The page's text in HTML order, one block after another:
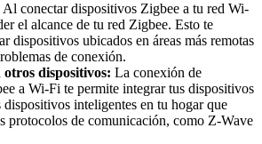
Al conectar dispositivos Zigbee a tu red Wi-
el alcance de tu red Zigbee. Esto te
dispositivos ubicados en áreas más remotas
de conexión.
dispositivos: La conexión de
a Wi-Fi te permite integrar tus dispositivos
inteligentes en tu hogar que
protocolos de comunicación, como Z-Wave